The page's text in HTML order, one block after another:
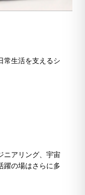
常生活を支えるシ
ニアリング、宇宙
躍の場はさらに多